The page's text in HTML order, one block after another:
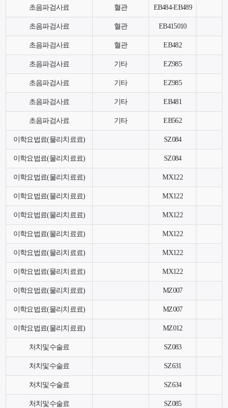
초음파검사료 혈관 EB484-EB489
초음파검사료 혈관 EB415010
초음파검사료 혈관 EB482
초음파검사료 기타 EZ985
초음파검사료 기타 EZ985
초음파검사료 기타 EB481
초음파검사료 기타 EB562
이학요법료(물리치료료) SZ084
이학요법료(물리치료료) SZ084
이학요법료(물리치료료) MX122
이학요법료(물리치료료) MX122
이학요법료(물리치료료) MX122
이학요법료(물리치료료) MX122
이학요법료(물리치료료) MX122
이학요법료(물리치료료) MX122
이학요법료(물리치료료) MZ007
이학요법료(물리치료료) MZ007
이학요법료(물리치료료) MZ012
처치및수술료 SZ083
처치및수술료 SZ631
처치및수술료 SZ634
처치및수술료 SZ085